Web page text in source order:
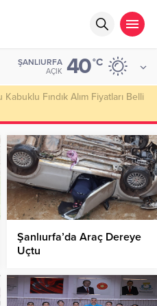
ŞANLIURFA
AÇIK 40°C
Her Gün 4 Bin 898 Kişiye Sıcak
Şanlıurfa’da Araç Dereye
Uçtu